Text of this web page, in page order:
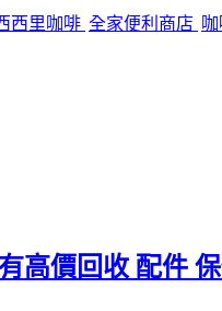
西里咖啡 全家便利商店
高價回收 配件